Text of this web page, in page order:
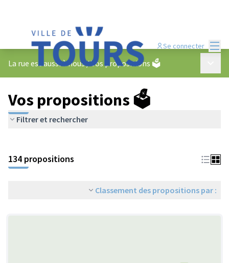
Se connecter
La rue est aussi à nous/Vos propositions 🗳️
Vos propositions 🗳️
Filtrer et rechercher
134 propositions
Classement des propositions par :